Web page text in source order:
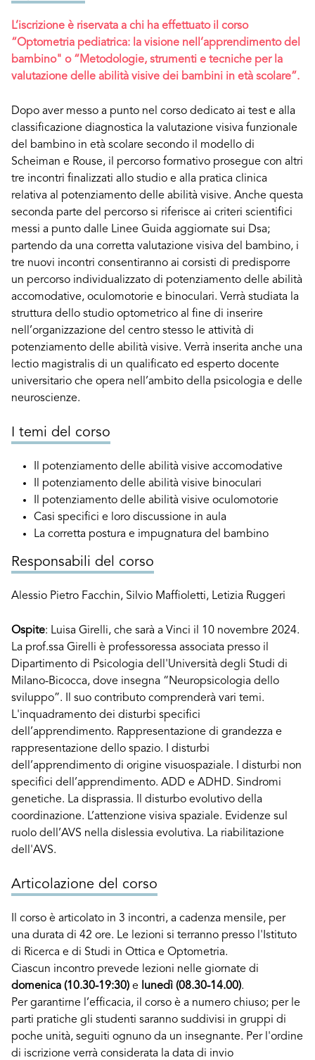
L’iscrizione è riservata a chi ha effettuato il corso
“Optometria pediatrica: la visione nell’apprendimento del
bambino" o “ Metodologie, strumenti e tecniche per la
valutazione delle abilità visive dei bambini in età scolare”.
Dopo aver messo a punto nel corso dedicato ai test e alla
classificazione diagnostica la valutazione visiva funzionale
del bambino in età scolare secondo il modello di
Scheiman e Rouse, il percorso formativo prosegue con altri
tre incontri finalizzati allo studio e alla pratica clinica
relativa al potenziamento delle abilità visive. Anche questa
seconda parte del percorso si riferisce ai criteri scientifici
messi a punto dalle Linee Guida aggiornate sui Dsa;
partendo da una corretta valutazione visiva del bambino, i
tre nuovi incontri consentiranno ai corsisti di predisporre
un percorso individualizzato di potenziamento delle abilità
accomodative, oculomotorie e binoculari. Verrà studiata la
struttura dello studio optometrico al fine di inserire
nell’organizzazione del centro stesso le attività di
potenziamento delle abilità visive. Verrà inserita anche una
lectio magistralis di un qualificato ed esperto docente
universitario che opera nell’ambito della psicologia e delle
neuroscienze.
I temi del corso
Il potenziamento delle abilità visive accomodative
Il potenziamento delle abilità visive binoculari
Il potenziamento delle abilità visive oculomotorie
Casi specifici e loro discussione in aula
La corretta postura e impugnatura del bambino
Responsabili del corso
Alessio Pietro Facchin, Silvio Maffioletti, Letizia Ruggeri
Ospite: Luisa Girelli, che sarà a Vinci il 10 novembre 2024.
La prof.ssa Girelli è professoressa associata presso il
Dipartimento di Psicologia dell'Università degli Studi di
Milano-Bicocca, dove insegna “Neuropsicologia dello
sviluppo”. Il suo contributo comprenderà vari temi.
L'inquadramento dei disturbi specifici
dell’apprendimento. Rappresentazione di grandezza e
rappresentazione dello spazio. I disturbi
dell’apprendimento di origine visuospaziale. I disturbi non
specifici dell’apprendimento. ADD e ADHD. Sindromi
genetiche. La disprassia. Il disturbo evolutivo della
coordinazione. L’attenzione visiva spaziale. Evidenze sul
ruolo dell’AVS nella dislessia evolutiva. La riabilitazione
dell'AVS.
Articolazione del corso
Il corso è articolato in 3 incontri, a cadenza mensile, per
una durata di 42 ore. Le lezioni si terranno presso l'Istituto
di Ricerca e di Studi in Ottica e Optometria.
Ciascun incontro prevede lezioni nelle giornate di
domenica (10.30-19:30) e lunedì (08.30-14.00).
Per garantirne l’efficacia, il corso è a numero chiuso; per le
parti pratiche gli studenti saranno suddivisi in gruppi di
poche unità, seguiti ognuno da un insegnante. Per l'ordine
di iscrizione verrà considerata la data di invio